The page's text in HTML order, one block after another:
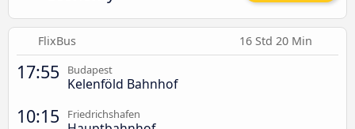
FlixBus 16 Std 20 Min
17:55 Budapest
Kelenföld Bahnhof
10:15 Friedrichshafen